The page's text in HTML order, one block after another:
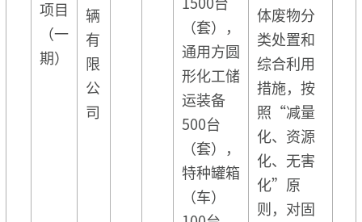
项目
（一
期）
辆
有
限
公
司
（套），
通用方圆
形化工储
运装备
500台
（套），
特种罐箱
（车）
体废物分
类处置和
综合利用
措施，按
照“减量
化、资源
化、无害
化”原
则，对固